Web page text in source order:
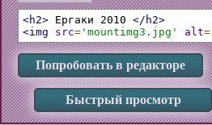
<h2> Ергаки 2010 </h2>
<img
src= 'mountimg3.jpg' alt=
Попробовать в редакторе
Быстрый просмотр